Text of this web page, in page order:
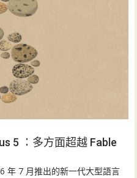
5 ：多方面超越 Fable
年 7 月推出的新一代大型語言